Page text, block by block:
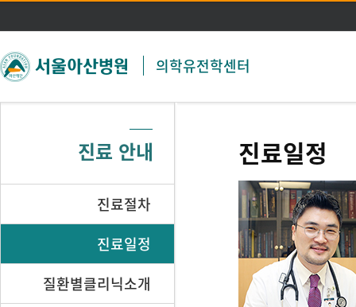
주메뉴 바로가기
본문 바로가기
의학유전학센터
진료 안내
진료절차
진료일정
질환별클리닉소개
진료일정